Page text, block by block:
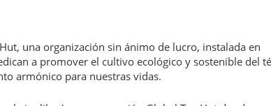
una organización sin ánimo de lucro, instalada en
a promover el cultivo ecológico y sostenible del
armónico para nuestras vidas.